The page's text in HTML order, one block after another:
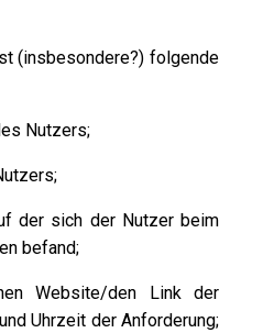
(insbesondere?) folgende
Nutzers;
der sich der Nutzer beim
befand;
Website/den Link der
Uhrzeit der Anforderung;